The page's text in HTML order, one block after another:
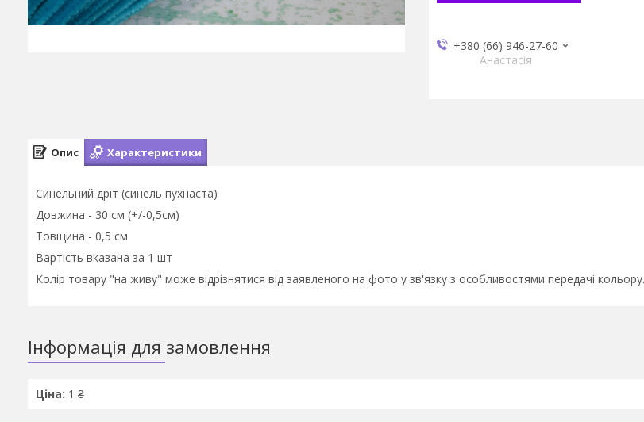
+380 (66) 946-27-60
Анастасія
Опис Характеристики
Синельний дріт (синель пухнаста)
Довжина - 30 см (+/-0,5см)
Товщина - 0,5 см
Вартість вказана за 1 шт
Колір товару "на живу" може відрізнятися від заявленого на фото у зв'язку з особливостями передачі кольору.
Інформація для замовлення
Ціна: 1 ₴